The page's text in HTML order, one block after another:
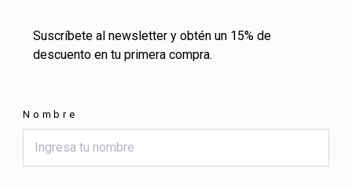
Suscríbete al newsletter y obtén un 15% de
descuento en tu primera compra.
Nombre